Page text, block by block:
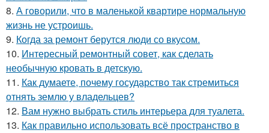
8. А говорили, что в маленькой квартире нормальную
жизнь не устроишь.
9. Когда за ремонт берутся люди со вкусом.
10. Интересный ремонтный совет, как сделать
необычную кровать в детскую.
11. Как думаете, почему государство так стремиться
отнять землю у владельцев?
12. Вам нужно выбрать стиль интерьера для туалета.
13. Как правильно использовать всё пространство в